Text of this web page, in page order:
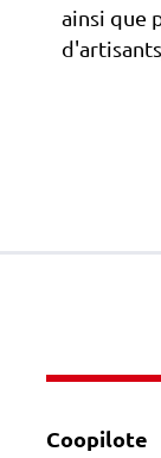
ainsi que
Coopilote